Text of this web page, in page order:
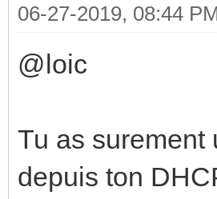
06-27-2019, 08:44
@loic
Tu as surement
depuis ton